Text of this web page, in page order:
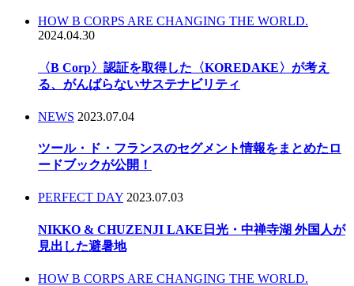
HOW B CORPS ARE CHANGING THE WORLD.
2024.04.30
〈B Corp〉認証を取得した〈KOREDAKE〉が考え
る、がんばらないサステナビリティ
NEWS 2023.07.04
ツール・ド・フランスのセグメント情報をまとめたロ
ードブックが公開！
PERFECT DAY 2023.07.03
NIKKO & CHUZENJI LAKE日光・中禅寺湖 外国人が
見出した避暑地
HOW B CORPS ARE CHANGING THE WORLD.